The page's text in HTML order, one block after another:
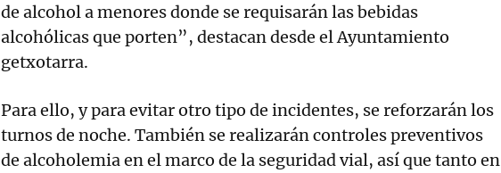
de alcohol a menores donde se requisarán las bebidas
alcohólicas que porten”, destacan desde el Ayuntamiento
getxotarra.
Para ello, y para evitar otro tipo de incidentes, se reforzarán los
turnos de noche. También se realizarán controles preventivos
de alcoholemia en el marco de la seguridad vial, así que tanto en